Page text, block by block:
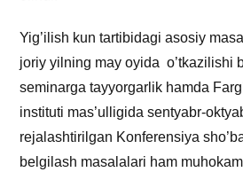
Yig’ilish kun tartibidagi asosiy
joriy yilning may oyida o’tkazilishi
seminarga tayyorgarlik hamda
instituti mas’ulligida sentyabr-
rejalashtirilgan Konferensiya
belgilash masalalari ham